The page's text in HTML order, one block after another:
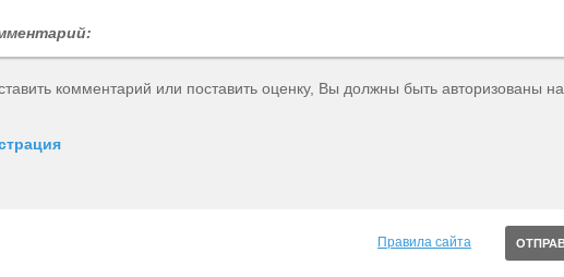
комментарий или поставить оценку, Вы должны быть авторизованы на
Правила сайта